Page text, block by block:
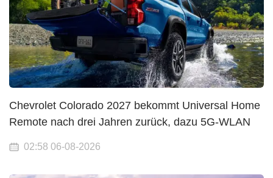
Chevrolet Colorado 2027 bekommt Universal Home
Remote nach drei Jahren zurück, dazu 5G-WLAN
02:58 06-08-2026